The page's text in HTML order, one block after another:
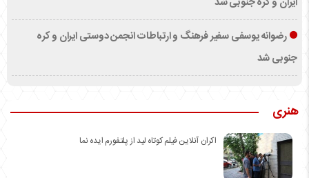
رضوانه یوسفی سفیر فرهنگ و ارتباطات انجمن دوستی ایران و کره
جنوبی شد
هنری
اکران آنلاین فیلم کوتاه لید از پلتفورم ایده نما